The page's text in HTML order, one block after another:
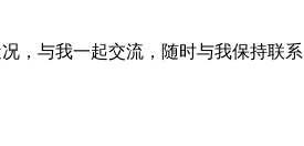
，与我一起交流，随时与我保持联系